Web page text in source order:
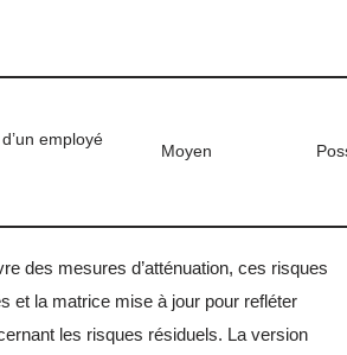
employé
Moyen
des mesures d’atténuation, ces risques
et la matrice mise à jour pour refléter
les risques résiduels. La version